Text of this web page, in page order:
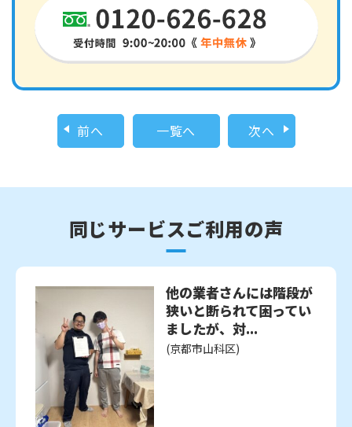
前へ 一覧へ 次へ
同じサービスご利用の声
他の業者さんには階段が
狭いと断られて困ってい
ましたが、対...
(京都市山科区)